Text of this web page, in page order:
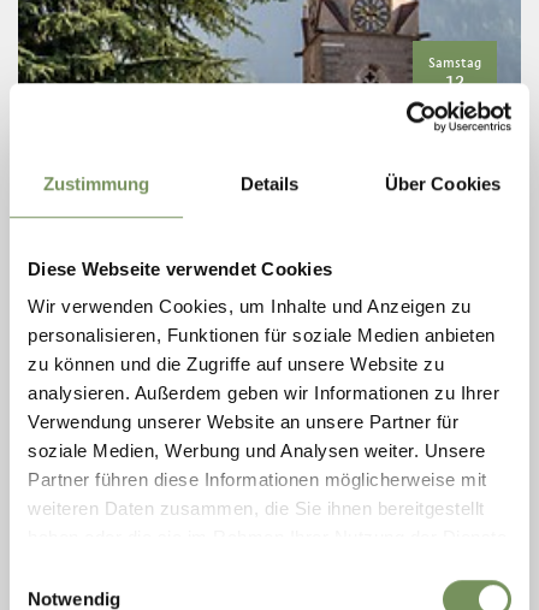
Zustimmung Details Über Cookies
Diese Webseite verwendet Cookies
Wir verwenden Cookies, um Inhalte und Anzeigen zu
personalisieren, Funktionen für soziale Medien anbieten
zu können und die Zugriffe auf unsere Website zu
analysieren. Außerdem geben wir Informationen zu Ihrer
Verwendung unserer Website an unsere Partner für
soziale Medien, Werbung und Analysen weiter. Unsere
Partner führen diese Informationen möglicherweise mit
weiteren Daten zusammen, die Sie ihnen bereitgestellt
Notwendig
Samstag
12
Dez
KIRCHENKONZERT DER MUSIKKAPELLE
PARTSCHINS
vorgetragen, sondern auch moderne Werke.
MEHR LESEN